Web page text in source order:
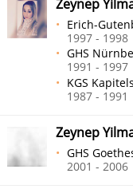
Zeynep
Erich-
1997 - 1998
GHS
1991 - 1997
KGS
1987 - 1991
Zeynep
GHS
2001 - 2006